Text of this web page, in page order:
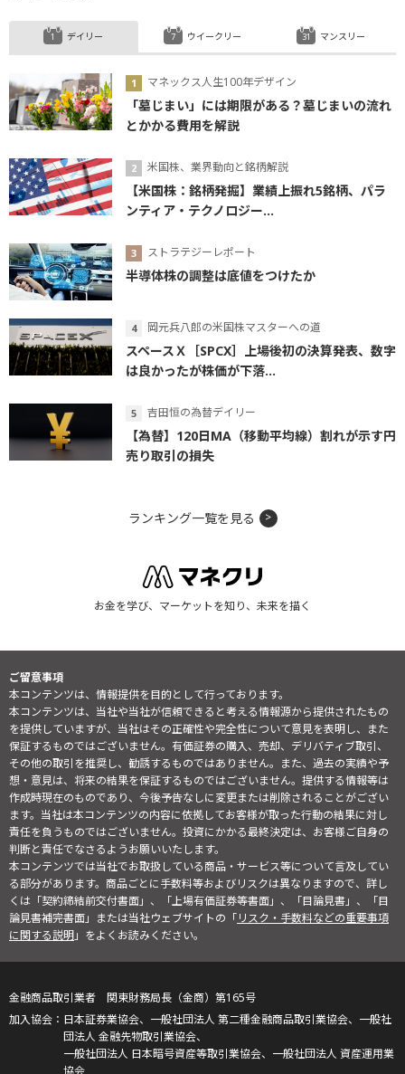
デイリー
マネックス人生100年デザイン
「墓じまい」には期限がある？墓じまいの流れ
とかかる費用を解説
米国株、業界動向と銘柄解説
【米国株：銘柄発掘】業績上振れ5銘柄、パラ
ンティア・テクノロジー...
ストラテジーレポート
半導体株の調整は底値をつけたか
岡元兵八郎の米国株マスターへの道
スペースＸ［SPCX］上場後初の決算発表、数字
は良かったが株価が下落...
吉田恒の為替デイリー
【為替】120日MA（移動平均線）割れが示す円
売り取引の損失
ウイークリー マンスリー
ランキング一覧を見る
お金を学び、マーケットを知り、未来を描く
ご留意事項
本コンテンツは、情報提供を目的として行っております。
本コンテンツは、当社や当社が信頼できると考える情報源から提供されたもの
を提供していますが、当社はその正確性や完全性について意見を表明し、また
保証するものではございません。有価証券の購入、売却、デリバティブ取引、
その他の取引を推奨し、勧誘するものではありません。また、過去の実績や予
想・意見は、将来の結果を保証するものではございません。提供する情報等は
作成時現在のものであり、今後予告なしに変更または削除されることがござい
ます。当社は本コンテンツの内容に依拠してお客様が取った行動の結果に対し
責任を負うものではございません。投資にかかる最終決定は、お客様ご自身の
判断と責任でなさるようお願いいたします。
本コンテンツでは当社でお取扱している商品・サービス等について言及してい
る部分があります。商品ごとに手数料等およびリスクは異なりますので、詳し
くは「契約締結前交付書面」、「上場有価証券等書面」、「目論見書」、「目
論見書補完書面」または当社ウェブサイトの「リスク・手数料などの重要事項
に関する説明」をよくお読みください。
金融商品取引業者 関東財務局長（金商）第165号
日本証券業協会、一般社団法人 第二種金融商品取引業協会、一般社
団法人 金融先物取引業協会、
一般社団法人 日本暗号資産等取引業協会、一般社団法人 資産運用業
協会